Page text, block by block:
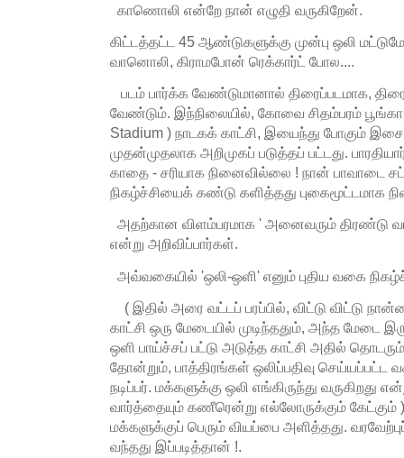
காணொலி என்றே நான் எழுதி வருகிறேன்.
கிட்டத்தட்ட 45 ஆண்டுகளுக்கு முன்பு ஒலி
வானொலி, கிராமபோன் ரெக்கார்ட் போல....
படம் பார்க்க வேண்டுமானால் திரைப்படமாக,
வேண்டும். இந்நிலையில், கோவை சிதம்பரம் பூங்கா
Stadium ) நாடகக் காட்சி, இயைந்து போகும் இசை
முதன்முதலாக அறிமுகப் படுத்தப் பட்டது.
காதை - சரியாக நினைவில்லை ! நான் பாவாடை
நிகழ்ச்சியைக் கண்டு களித்தது புகைமூட்டமாக
அதற்கான விளம்பரமாக ' அனைவரும் திரண்டு
என்று அறிவிப்பார்கள்.
அவ்வகையில் 'ஒலி-ஒளி' எனும் புதிய வகை
( இதில் அரை வட்டப் பரப்பில், விட்டு விட்டு
காட்சி ஒரு மேடையில் முடிந்ததும், அந்த மேடை
ஒளி பாய்ச்சப் பட்டு அடுத்த காட்சி அதில்
தோன்றும், பாத்திரங்கள் ஒலிப்பதிவு செய்யப்பட்ட
நடிப்பர். மக்களுக்கு ஒலி எங்கிருந்து
வார்த்தையும் கணீரென்று எல்லோருக்கும் கேட்கும்
மக்களுக்குப் பெரும் வியப்பை அளித்தது.
வந்தது இப்படித்தான் !.